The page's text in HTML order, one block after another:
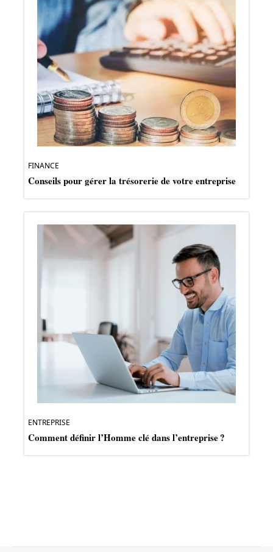
FINANCE
Conseils pour gérer la trésorerie de votre entreprise
ENTREPRISE
Comment définir l’Homme clé dans l’entreprise ?